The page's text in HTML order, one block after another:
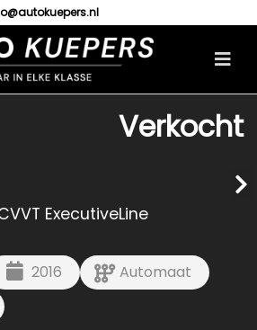
Verkocht
ExecutiveLine
2016
Automaat